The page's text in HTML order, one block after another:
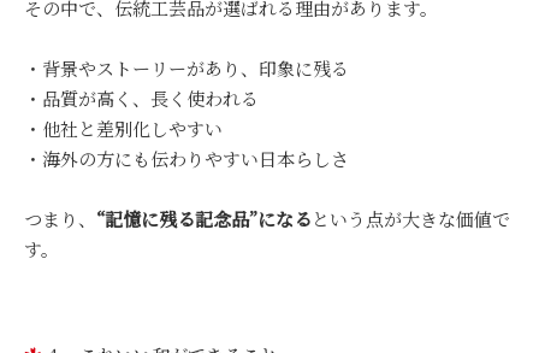
その中で、伝統工芸品が選ばれる理由があります。
・背景やストーリーがあり、印象に残る
・品質が高く、長く使われる
・他社と差別化しやすい
・海外の方にも伝わりやすい日本らしさ
つまり、 “記憶に残る記念品”になるという点が大きな価値で
す。